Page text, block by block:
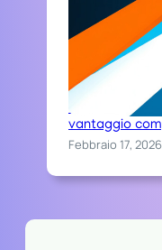
Chi sceglie
vantaggio
Febbraio 17, 2026